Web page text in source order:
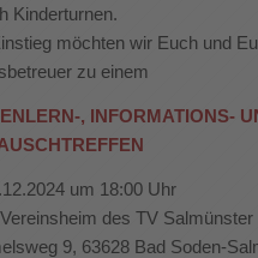
Kinderturnen.
möchten wir Euch und
zu einem
, INFORMATIONS-
um 18:00 Uhr
des TV Salmünster
9, 63628 Bad Soden-